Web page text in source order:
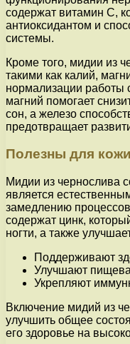
содержат витамин С,
антиоксидантом и
системы.
Кроме того, мидии из
такими как калий,
нормализации работы
магний помогает
сон, а железо
предотвращает
Полезны для
Мидии из чернослива
является
замедлению
содержат цинк,
ногти, а также
Поддерживают
Улучшают
Укрепляют
Включение мидий из
улучшить общее
его здоровье на